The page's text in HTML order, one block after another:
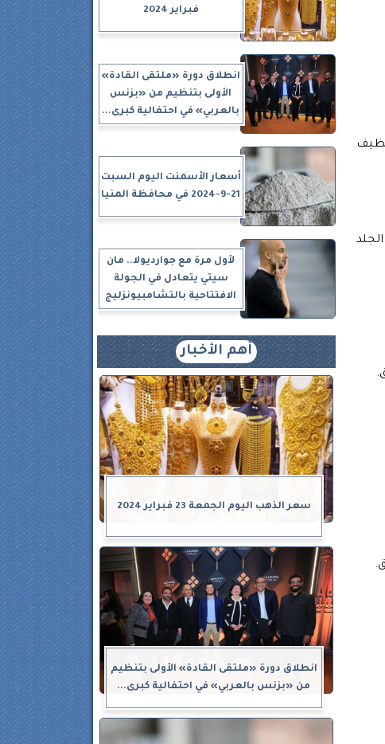
فبراير 2024
انطلاق دورة «ملتقى القادة»
الأولى بتنظيم من «بزنس
بالعربي» في احتفالية كبرى...
أسعار الأسمنت اليوم السبت
21-9-2024 في محافظة المنيا
لأول مرة مع جوارديولا.. مان
سيتي يتعادل في الجولة
الافتتاحية بالتشامبيونزليج
أهم الأخبار
سعر الذهب اليوم الجمعة 23 فبراير 2024
انطلاق دورة «ملتقى القادة» الأولى بتنظيم
من «بزنس بالعربي» في احتفالية كبرى...